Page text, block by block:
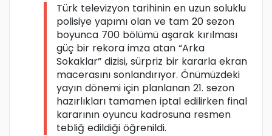
Türk televizyon tarihinin en uzun soluklu
polisiye yapımı olan ve tam 20 sezon
boyunca 700 bölümü aşarak kırılması
güç bir rekora imza atan “Arka
Sokaklar” dizisi, sürpriz bir kararla ekran
macerasını sonlandırıyor. Önümüzdeki
yayın dönemi için planlanan 21. sezon
hazırlıkları tamamen iptal edilirken final
kararının oyuncu kadrosuna resmen
tebliğ edildiği öğrenildi.